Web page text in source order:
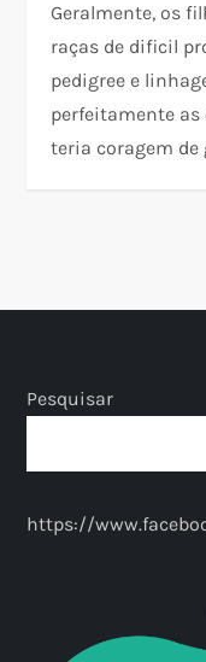
Geralmente, os
raças de dificil
pedigree e
perfeitamente as
teria coragem de
Pesquisar
https://